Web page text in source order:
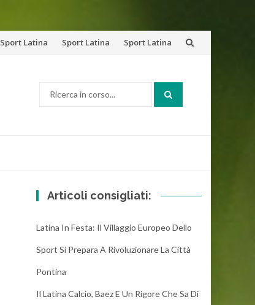
Sport Latina Sport Latina Sport Latina
Articoli consigliati:
Latina In Festa: Il Villaggio Europeo Dello
Sport Si Prepara A Rivoluzionare La Città
Pontina
Il Latina Calcio, Baez E Un Rigore Che Sa Di